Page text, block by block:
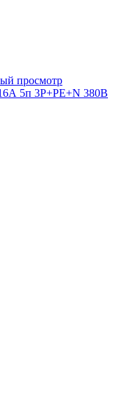
просмотр
5п 3Р+РЕ+N 380В